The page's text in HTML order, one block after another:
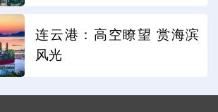
连云港：高空瞭望 赏海滨
风光